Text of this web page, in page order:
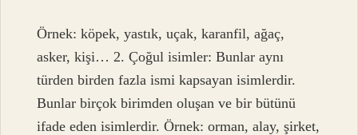
Örnek: köpek, yastık, uçak, karanfil, ağaç,
asker, kişi… 2. Çoğul isimler: Bunlar aynı
türden birden fazla ismi kapsayan isimlerdir.
Bunlar birçok birimden oluşan ve bir bütünü
ifade eden isimlerdir. Örnek: orman, alay, şirket,